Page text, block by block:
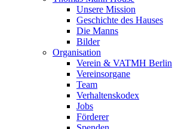
Unsere Mission
Geschichte des Hauses
Die Manns
Bilder
Organisation
Verein & VATMH Berlin
Vereinsorgane
Team
Verhaltenskodex
Jobs
Förderer